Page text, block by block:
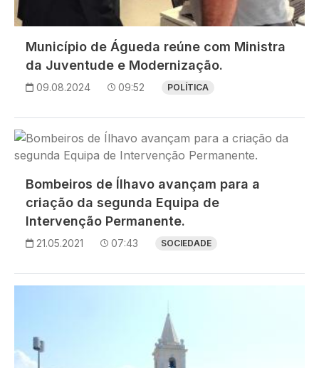
Município de Águeda reúne com Ministra
da Juventude e Modernização.
09.08.2024 09:52 POLÍTICA
Imagem
Bombeiros de Ílhavo avançam para a
criação da segunda Equipa de
Intervenção Permanente.
21.05.2021 07:43 SOCIEDADE